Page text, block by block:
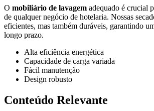
O mobiliário de lavagem adequado é crucial
de qualquer negócio de hotelaria. Nossas
eficientes, mas também duráveis, garantindo
longo prazo.
Alta eficiência energética
Capacidade de carga variada
Fácil manutenção
Design robusto
Conteúdo Relevante